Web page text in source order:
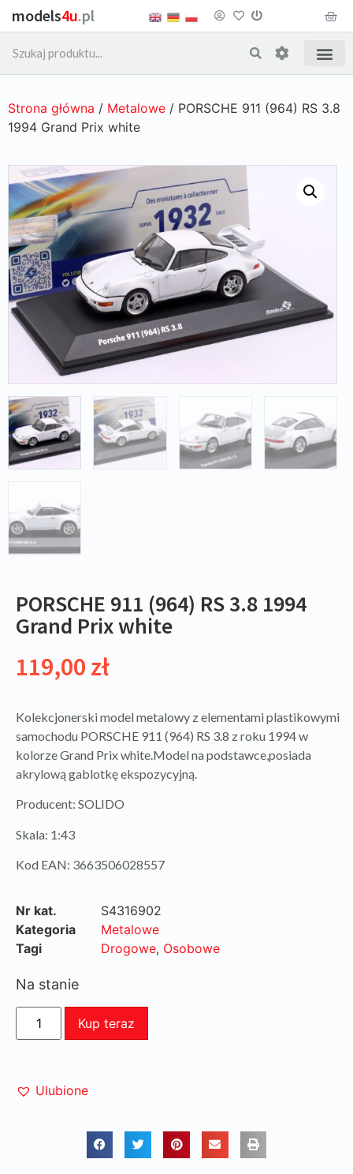
models4u.pl
Strona główna / Metalowe / PORSCHE 911 (964) RS 3.8
1994 Grand Prix white
PORSCHE 911 (964) RS 3.8 1994
Grand Prix white
119,00 zł
Kolekcjonerski model metalowy z elementami plastikowymi
samochodu PORSCHE 911 (964) RS 3.8 z roku 1994 w
kolorze Grand Prix white.Model na podstawce,posiada
akrylową gablotkę ekspozycyjną.
Producent: SOLIDO
Skala: 1:43
Kod EAN: 3663506028557
Nr kat.
S4316902
Kategoria
Metalowe
Tagi
Drogowe, Osobowe
Na stanie
Kup teraz
Ulubione